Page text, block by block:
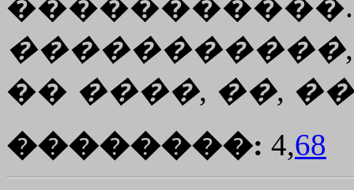
�����������
�� ����, ��, ��
��������: 4,68